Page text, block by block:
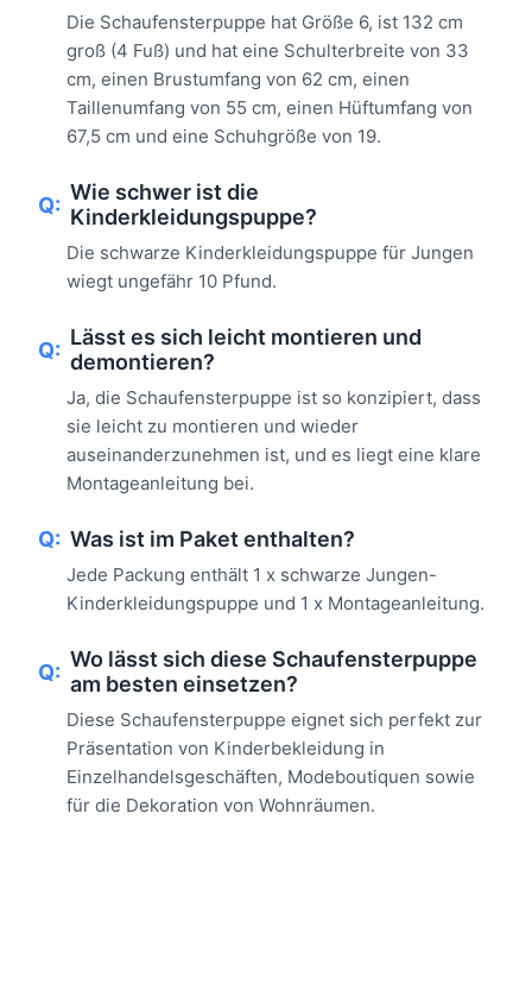
Die Schaufensterpuppe hat Größe 6, ist 132 cm
groß (4 Fuß) und hat eine Schulterbreite von 33
cm, einen Brustumfang von 62 cm, einen
Taillenumfang von 55 cm, einen Hüftumfang von
67,5 cm und eine Schuhgröße von 19.
Q: Wie schwer ist die
Kinderkleidungspuppe?
Die schwarze Kinderkleidungspuppe für Jungen
wiegt ungefähr 10 Pfund.
Q: Lässt es sich leicht montieren und
demontieren?
Ja, die Schaufensterpuppe ist so konzipiert, dass
sie leicht zu montieren und wieder
auseinanderzunehmen ist, und es liegt eine klare
Montageanleitung bei.
Q: Was ist im Paket enthalten?
Jede Packung enthält 1 x schwarze Jungen-
Kinderkleidungspuppe und 1 x Montageanleitung.
Q: Wo lässt sich diese Schaufensterpuppe
am besten einsetzen?
Diese Schaufensterpuppe eignet sich perfekt zur
Präsentation von Kinderbekleidung in
Einzelhandelsgeschäften, Modeboutiquen sowie
für die Dekoration von Wohnräumen.